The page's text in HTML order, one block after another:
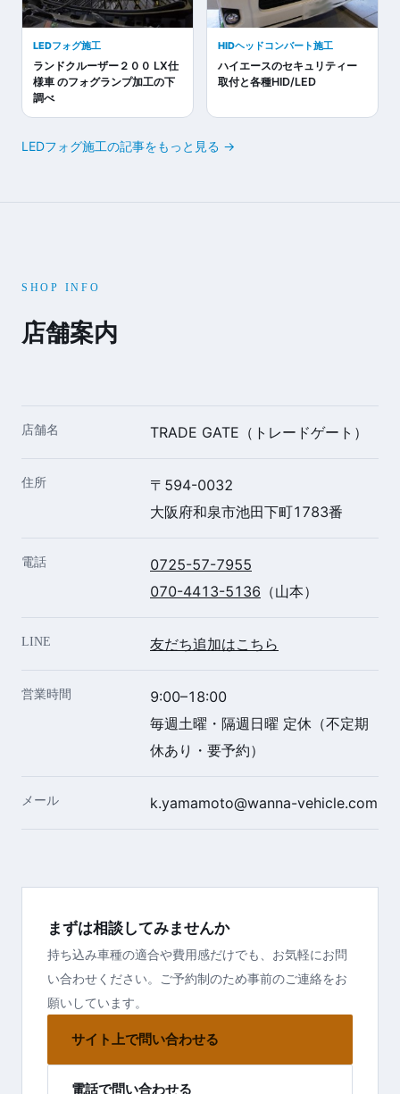
LEDフォグ施工
ランドクルーザー２００ LX仕
様車 のフォグランプ加工の下
調べ
HIDヘッドコンバート施工
ハイエースのセキュリティー
取付と各種HID/LED
LEDフォグ施工の記事をもっと見る →
SHOP INFO
店舗案内
店舗名 TRADE GATE（トレードゲート）
住所
〒594-0032
大阪府和泉市池田下町1783番
電話
0725-57-7955
070-4413-5136 （山本）
LINE 友だち追加はこちら
営業時間
9:00–18:00
毎週土曜・隔週日曜 定休（不定期
休あり・要予約）
メール k.yamamoto@wanna-vehicle.com
まずは相談してみませんか
持ち込み車種の適合や費用感だけでも、お気軽にお問
い合わせください。ご予約制のため事前のご連絡をお
願いしています。
サイト上で問い合わせる
電話で問い合わせる